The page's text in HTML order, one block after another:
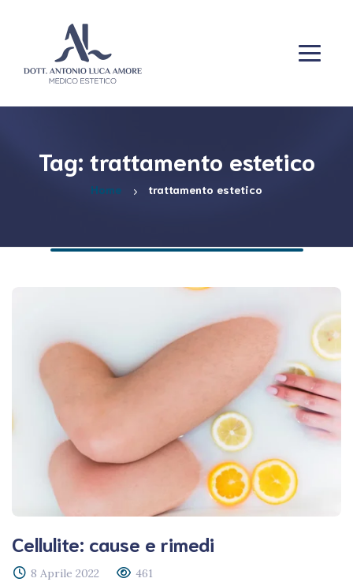
Tag: trattamento estetico
Home trattamento estetico
Cellulite: cause e rimedi
8 Aprile 2022 461